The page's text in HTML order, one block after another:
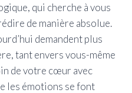
qui cherche à vous
de manière absolue.
demandent plus
tant envers vous-même
de votre cœur avec
les émotions se font